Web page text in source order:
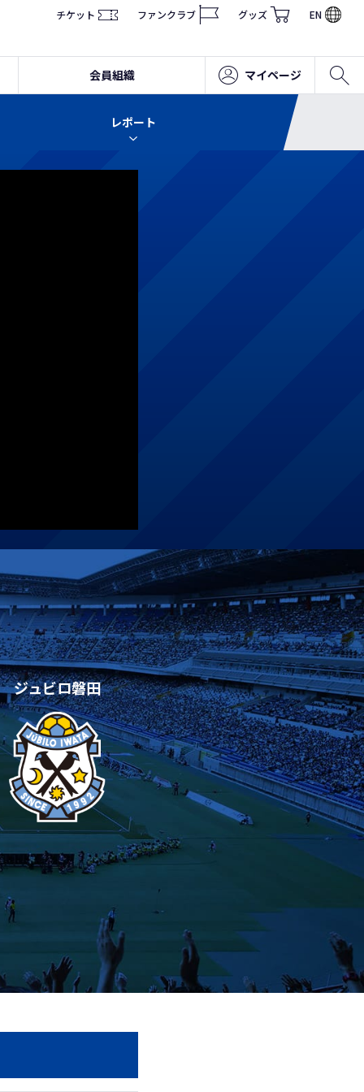
チケット ファンクラブ グッズ EN
会員組織 マイページ
レポート
ジュビロ磐田